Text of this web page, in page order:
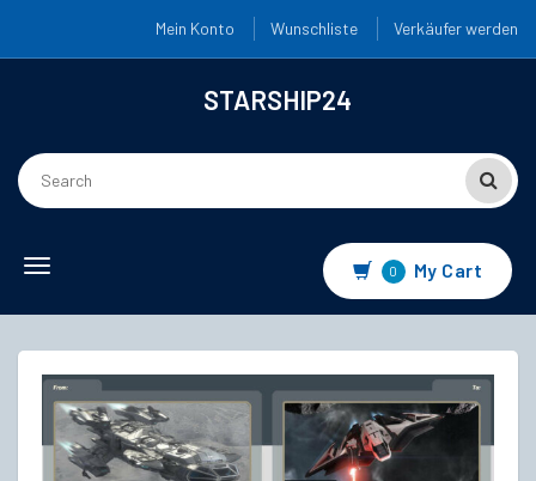
Mein Konto Wunschliste Verkäufer werden
STARSHIP24
Toggle
0 My Cart